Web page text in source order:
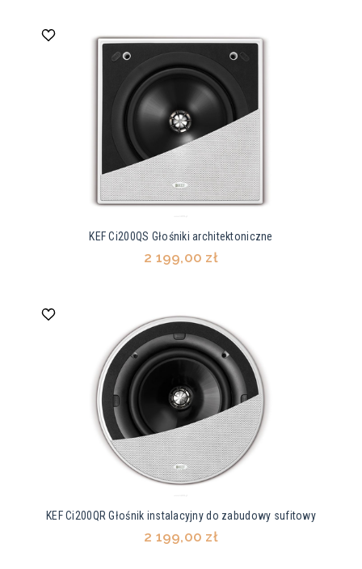
KEF Ci200QS Głośniki architektoniczne
2 199,00 zł
KEF Ci200QR Głośnik instalacyjny do zabudowy sufitowy
2 199,00 zł